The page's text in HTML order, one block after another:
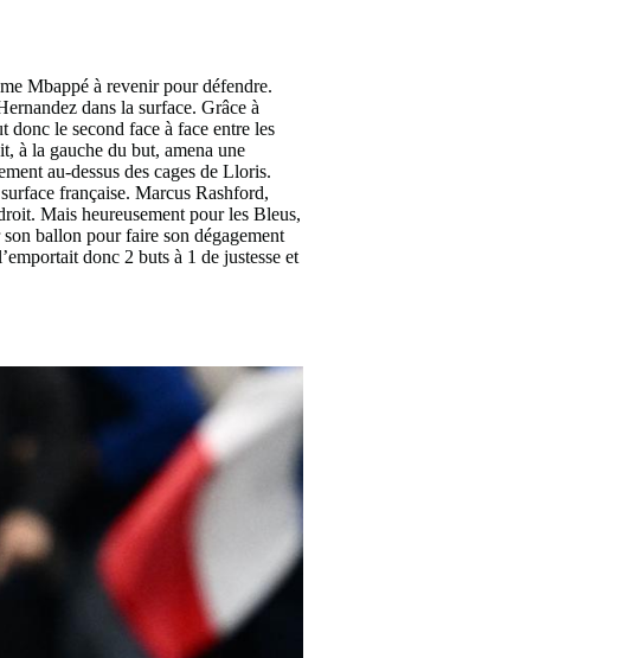
Mbappé à revenir pour défendre.
dans la surface. Grâce à
le second face à face entre les
à la gauche du but, amena une
au-dessus des cages de Lloris.
française. Marcus Rashford,
Mais heureusement pour les Bleus,
ballon pour faire son dégagement
donc 2 buts à 1 de justesse et